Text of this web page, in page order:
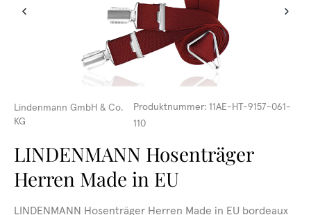
Lindenmann GmbH & Co.
KG
Produktnummer: 11AE-HT-9157-061-
110
LINDENMANN Hosenträger
Herren Made in EU
LINDENMANN Hosenträger Herren Made in EU bordeaux